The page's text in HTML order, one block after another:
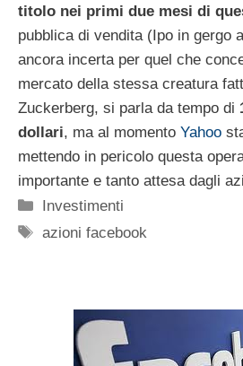
titolo nei primi due mesi di
pubblica di vendita (Ipo in gergo
ancora incerta per quel che
mercato della stessa creatura
Zuckerberg, si parla da tempo di
dollari, ma al momento Yahoo
mettendo in pericolo questa
importante e tanto attesa dagli
Categorie
Investimenti
Tag
azioni facebook